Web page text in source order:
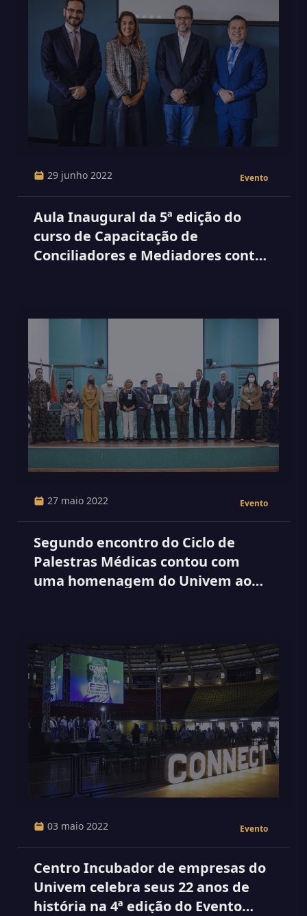
29 junho 2022 Evento
Aula Inaugural da 5ª edição do
curso de Capacitação de
Conciliadores e Mediadores contou
27 maio 2022 Evento
Segundo encontro do Ciclo de
Palestras Médicas contou com
uma homenagem do Univem ao
03 maio 2022 Evento
Centro Incubador de empresas do
Univem celebra seus 22 anos de
história na 4ª edição do Evento